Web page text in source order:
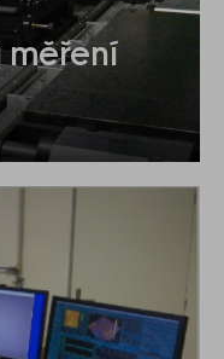
měření